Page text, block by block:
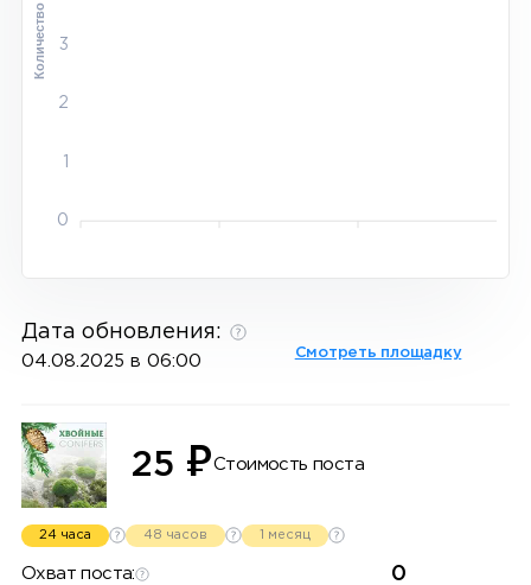
3
2
1
0
Количество
Дата обновления:
04.08.2025 в 06:00 Смотреть площадку
25 ₽Стоимость поста
24 часа 48 часов 1 месяц
Охват поста: 0